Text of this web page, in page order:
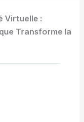
Virtuelle :
Transforme la